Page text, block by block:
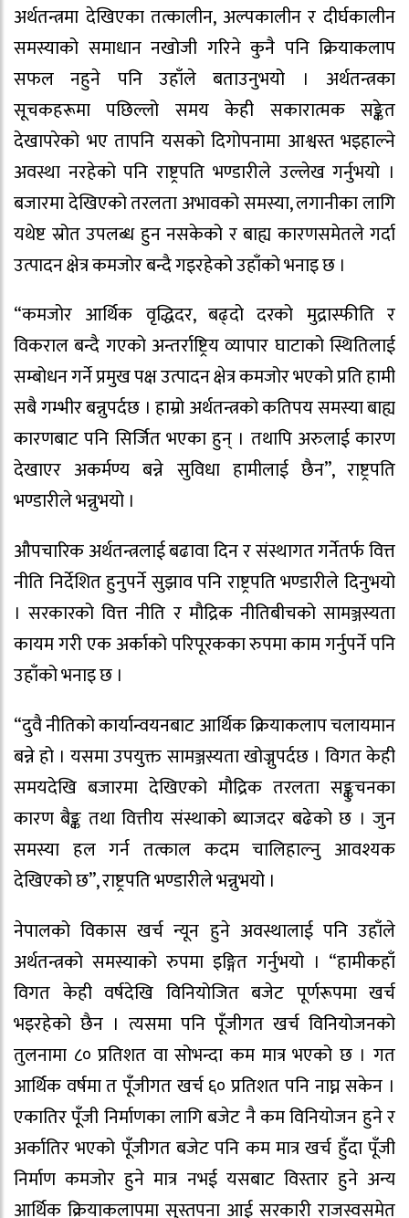
अर्थतन्त्रमा देखिएका तत्कालीन, अल्पकालीन र दीर्घकालीन
समस्याको समाधान नखोजी गरिने कुनै पनि क्रियाकलाप
सफल नहुने पनि उहाँले बताउनुभयो । अर्थतन्त्रका
सूचकहरूमा पछिल्लो समय केही सकारात्मक सङ्केत
देखापरेको भए तापनि यसको दिगोपनामा आश्वस्त भइहाल्ने
अवस्था नरहेको पनि राष्ट्रपति भण्डारीले उल्लेख गर्नुभयो ।
बजारमा देखिएको तरलता अभावको समस्या, लगानीका लागि
यथेष्ट स्रोत उपलब्ध हुन नसकेको र बाह्य कारणसमेतले गर्दा
उत्पादन क्षेत्र कमजोर बन्दै गइरहेको उहाँको भनाइ छ ।
“कमजोर आर्थिक वृद्धिदर, बढ्दो दरको मुद्रास्फीति र
विकराल बन्दै गएको अन्तर्राष्ट्रिय व्यापार घाटाको स्थितिलाई
सम्बोधन गर्ने प्रमुख पक्ष उत्पादन क्षेत्र कमजोर भएको प्रति हामी
सबै गम्भीर बन्नुपर्दछ । हाम्रो अर्थतन्त्रको कतिपय समस्या बाह्य
कारणबाट पनि सिर्जित भएका हुन् । तथापि अरुलाई कारण
देखाएर अकर्मण्य बन्ने सुविधा हामीलाई छैन”, राष्ट्रपति
भण्डारीले भन्नुभयो ।
औपचारिक अर्थतन्त्रलाई बढावा दिन र संस्थागत गर्नेतर्फ वित्त
नीति निर्देशित हुनुपर्ने सुझाव पनि राष्ट्रपति भण्डारीले दिनुभयो
। सरकारको वित्त नीति र मौद्रिक नीतिबीचको सामञ्जस्यता
कायम गरी एक अर्काको परिपूरकका रुपमा काम गर्नुपर्ने पनि
उहाँको भनाइ छ ।
“दुवै नीतिको कार्यान्वयनबाट आर्थिक क्रियाकलाप चलायमान
बन्ने हो । यसमा उपयुक्त सामञ्जस्यता खोज्नुपर्दछ । विगत केही
समयदेखि बजारमा देखिएको मौद्रिक तरलता सङ्कुचनका
कारण बैङ्क तथा वित्तीय संस्थाको ब्याजदर बढेको छ । जुन
समस्या हल गर्न तत्काल कदम चालिहाल्नु आवश्यक
देखिएको छ”, राष्ट्रपति भण्डारीले भन्नुभयो ।
नेपालको विकास खर्च न्यून हुने अवस्थालाई पनि उहाँले
अर्थतन्त्रको समस्याको रुपमा इङ्गित गर्नुभयो । “हामीकहाँ
विगत केही वर्षदेखि विनियोजित बजेट पूर्णरूपमा खर्च
भइरहेको छैन । त्यसमा पनि पूँजीगत खर्च विनियोजनको
तुलनामा ८० प्रतिशत वा सोभन्दा कम मात्र भएको छ । गत
आर्थिक वर्षमा त पूँजीगत खर्च ६० प्रतिशत पनि नाघ्न सकेन ।
एकातिर पूँजी निर्माणका लागि बजेट नै कम विनियोजन हुने र
अर्कातिर भएको पूँजीगत बजेट पनि कम मात्र खर्च हुँदा पूँजी
निर्माण कमजोर हुने मात्र नभई यसबाट विस्तार हुने अन्य
आर्थिक क्रियाकलापमा सुस्तपना आई सरकारी राजस्वसमेत